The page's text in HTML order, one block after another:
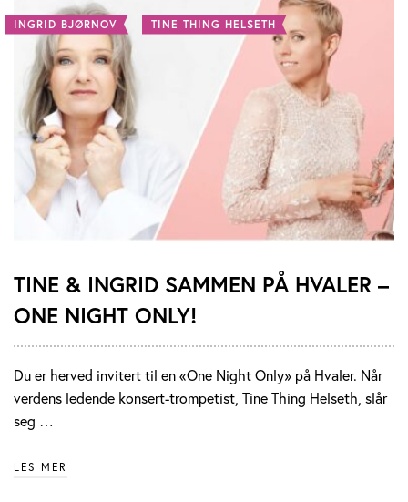
INGRID BJØRNOV TINE THING HELSETH
TINE & INGRID SAMMEN PÅ HVALER –
ONE NIGHT ONLY!
Du er herved invitert til en «One Night Only» på Hvaler. Når
verdens ledende konsert-trompetist, Tine Thing Helseth, slår
seg …
LES MER